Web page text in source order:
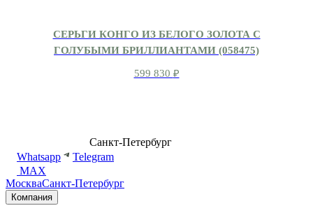
СЕРЬГИ КОНГО ИЗ БЕЛОГО ЗОЛОТА С
ГОЛУБЫМИ БРИЛЛИАНТАМИ (058475)
599 830 ₽
Санкт-Петербург
Whatsapp
Telegram
MAX
МоскваСанкт-Петербург
Компания